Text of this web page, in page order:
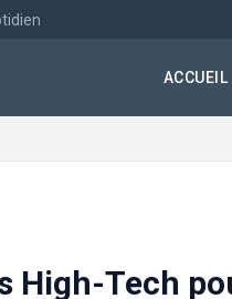
ACCUEIL
High-Tech